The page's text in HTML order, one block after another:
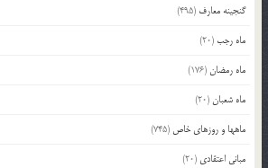
گنجینه معارف (495)
ماه رجب(20)
ماه رمضان(176)
ماه شعبان(20)
ماهها و روزهای خاص (745)
مبانی اعتقادی (20)